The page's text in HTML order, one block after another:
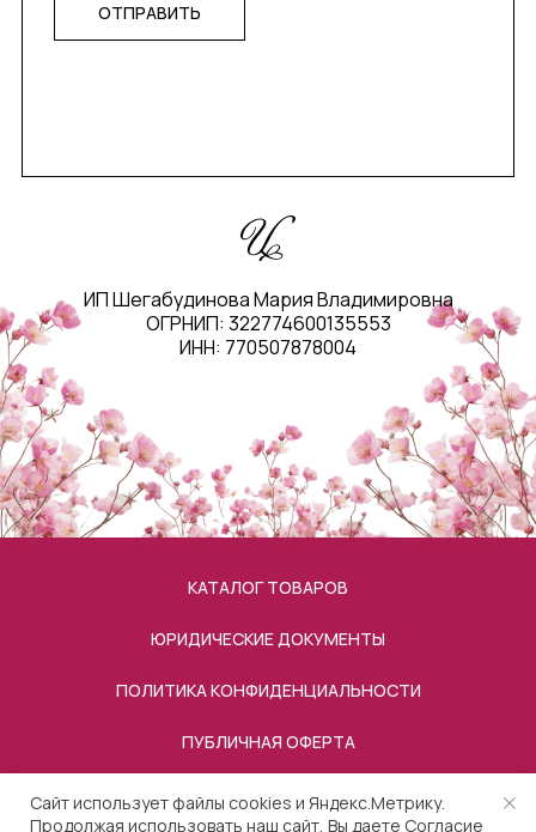
ОТПРАВИТЬ
ИП Шегабудинова Мария Владимировна
ОГРНИП: 322774600135553
ИНН: 770507878004
КАТАЛОГ ТОВАРОВ
ЮРИДИЧЕСКИЕ ДОКУМЕНТЫ
ПОЛИТИКА КОНФИДЕНЦИАЛЬНОСТИ
ПУБЛИЧНАЯ ОФЕРТА
ОПЛАТА
Сайт использует файлы cookies и Яндекс.Метрику.
Продолжая использовать наш сайт, Вы даете Согласие